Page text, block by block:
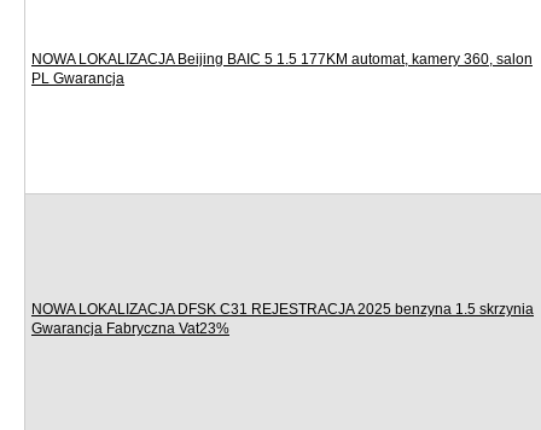
NOWA LOKALIZACJA Beijing BAIC 5 1.5 177KM automat, kamery 360, salon
PL Gwarancja
NOWA LOKALIZACJA DFSK C31 REJESTRACJA 2025 benzyna 1.5 skrzynia
Gwarancja Fabryczna Vat23%